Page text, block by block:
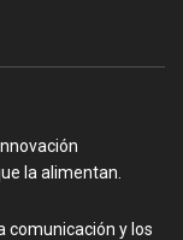
la alimentan.
comunicación y los